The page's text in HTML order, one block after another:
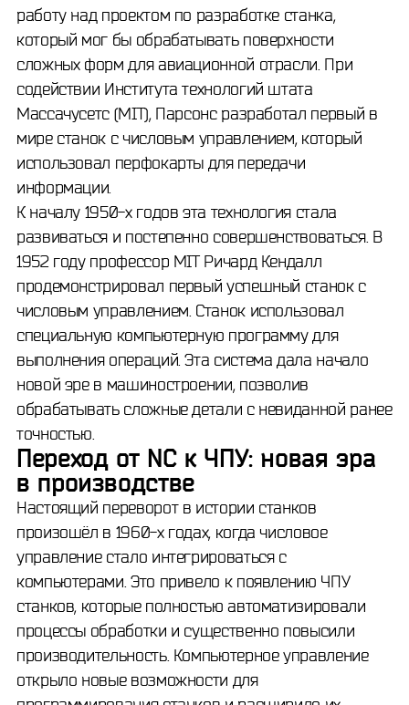
работу над проектом по разработке станка,
который мог бы обрабатывать поверхности
сложных форм для авиационной отрасли. При
содействии Института технологий штата
Массачусетс (MIT), Парсонс разработал первый в
мире станок с числовым управлением, который
использовал перфокарты для передачи
информации.
К началу 1950-х годов эта технология стала
развиваться и постепенно совершенствоваться. В
1952 году профессор MIT Ричард Кендалл
продемонстрировал первый успешный станок с
числовым управлением. Станок использовал
специальную компьютерную программу для
выполнения операций. Эта система дала начало
новой эре в машиностроении, позволив
обрабатывать сложные детали с невиданной ранее
точностью.
Переход от NC к ЧПУ: новая эра
в производстве
Настоящий переворот в истории станков
произошёл в 1960-х годах, когда числовое
управление стало интегрироваться с
компьютерами. Это привело к появлению ЧПУ
станков, которые полностью автоматизировали
процессы обработки и существенно повысили
производительность. Компьютерное управление
открыло новые возможности для